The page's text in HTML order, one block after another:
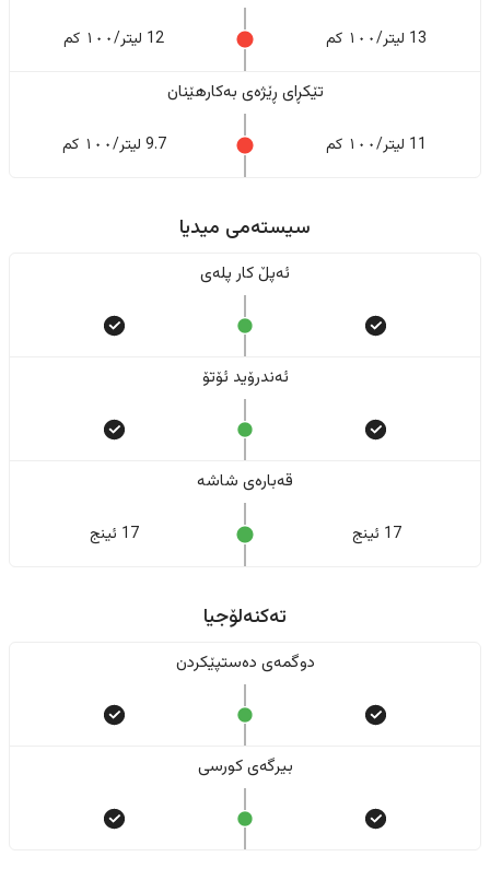
13 لیتر/١٠٠ کم 12 لیتر/١٠٠ کم
تێکڕای ڕێژەى بەکارهێنان
11 لیتر/١٠٠ کم 9.7 لیتر/١٠٠ کم
سیستەمی میدیا
ئەپڵ کار پلەی
ئەندرۆید ئۆتۆ
قەبارەی شاشە
17 ئینج 17 ئینج
تەکنەلۆجیا
دوگمەی دەستپێکردن
بیرگەی کورسی